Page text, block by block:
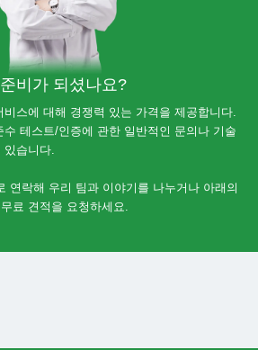
비가 되셨나요?
스에 대해 경쟁력 있는 가격을 제공합니다.
수 테스트/인증에 관한 일반적인 문의나 기술
습니다.
연락해 우리 팀과 이야기를 나누거나 아래의
료 견적을 요청하세요.